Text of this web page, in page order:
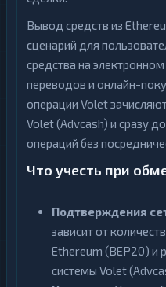
Вывод средств из
сценарий для
средства на
переводов и онлайн-
операции Volet
Volet (Advcash) и сразу
операций без
Что учесть при
Подтверждения
зависит от
Ethereum (BEP20) и
системы Volet